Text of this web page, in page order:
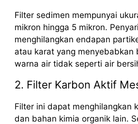
Filter sedimen mempunyai
mikron hingga 5 mikron.
menghilangkan endapan
atau karat yang menyebabkan
warna air tidak seperti air
2. Filter Karbon Aktif
Filter ini dapat menghilangkan
dan bahan kimia organik lain.